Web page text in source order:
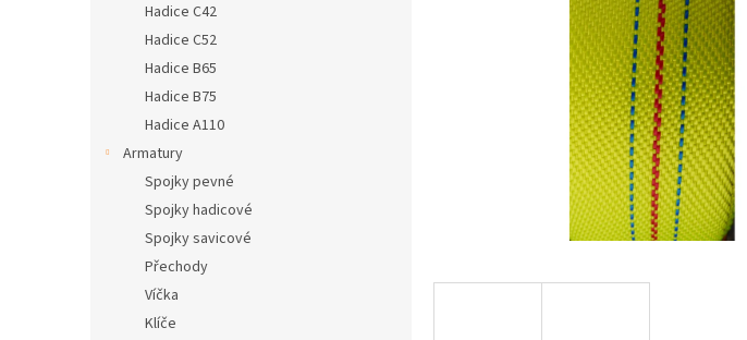
Hadice C42
Hadice C52
Hadice B65
Hadice B75
Hadice A110
Armatury
Spojky pevné
Spojky hadicové
Spojky savicové
Přechody
Víčka
Klíče